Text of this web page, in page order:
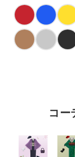
コー